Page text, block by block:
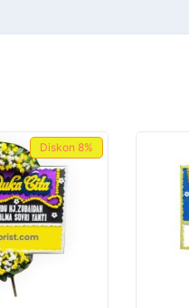
Diskon 8%